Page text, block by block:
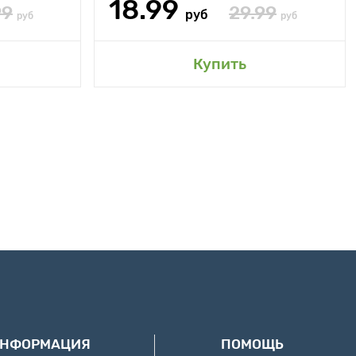
руб 18.99 руб 29.99 руб
Купить
ПОМОЩЬ